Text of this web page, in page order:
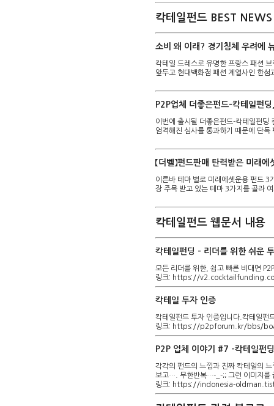
칵테일펀드 BEST NEWS
소비 왜 이래? 경기침체 우려에 뉴
칵테일 드레스로 유명한 프랑스 패션
앞두고 현대백화점 패션 계열사인 한
P2P업체 더좋은펀드-칵테일펀
이번에 출시될 더좋은펀드-칵테일펀딩
엄격해진 심사를 통과하기 때문에 단
【더벨】펀드판매 탄력받은 미래
이른바 테마 별로 미래에셋운용 펀드 3
장 주목 받고 있는 테마 3가지를 골라
칵테일펀드 웹문서 내용
칵테일펀딩 – 리더를 위한 쉬운
모든 리더를 위한, 쉽고 빠른 비대면
링크: https://
칵테일 투자 인증
칵테일펀드 투자 인증입니다.칵테일펀
링크: https://p2pforum.kr/bbs/
P2P 업체 이야기 #7 -칵테일펀딩
각각의 펀드의 느낌과 진짜 칵테일의
보고…. 무한반복…-_-;; 그런 이미지를
링크: https://indonesia-